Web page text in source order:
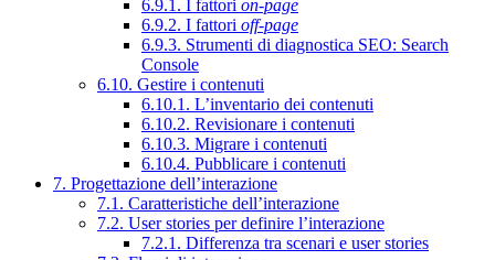
6.9.1. I fattori on-page
6.9.2. I fattori off-page
6.9.3. Strumenti di diagnostica SEO: Search
Console
6.10. Gestire i contenuti
6.10.1. L’inventario dei contenuti
6.10.2. Revisionare i contenuti
6.10.3. Migrare i contenuti
6.10.4. Pubblicare i contenuti
7. Progettazione dell’interazione
7.1. Caratteristiche dell’interazione
7.2. User stories per definire l’interazione
7.2.1. Differenza tra scenari e user stories